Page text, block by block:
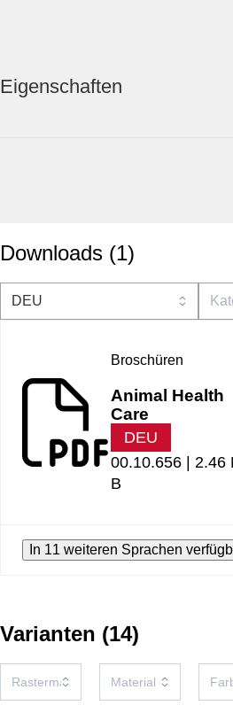
Eigenschaften
Downloads (1)
Broschüren
Animal Health
Care
DEU
00.10.656 | 2.46
B
In 11 weiteren Sprachen
Varianten (14)